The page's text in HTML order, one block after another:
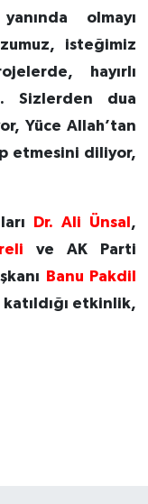
olmayı
isteğimiz
hayırlı
Sizlerden dua
Yüce Allah’tan
etmesini diliyor,
Dr. Ali Ünsal ,
ve AK Parti
Banu Pakdil
etkinlik,